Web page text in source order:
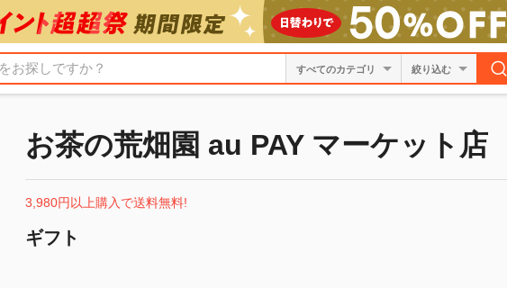
絞り込む
お茶の荒畑園 au PAY マーケット店
3,980円以上購入で送料無料!
ギフト